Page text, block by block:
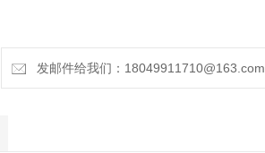
发邮件给我们：18049911710@163.com